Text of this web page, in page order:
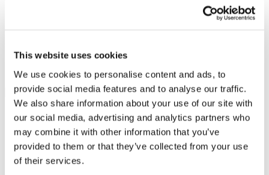
This website uses cookies
We use cookies to personalise content and ads, to
provide social media features and to analyse our traffic.
We also share information about your use of our site with
our social media, advertising and analytics partners who
may combine it with other information that you’ve
provided to them or that they’ve collected from your use
of their services.